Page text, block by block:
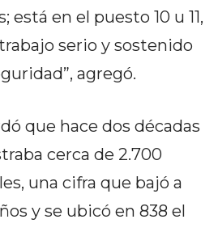
está en el puesto 10 u 11,
serio y sostenido
agregó.
que hace dos décadas
cerca de 2.700
una cifra que bajó a
y se ubicó en 838 el